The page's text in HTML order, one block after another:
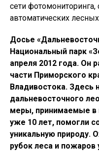
сети
автоматических
Досье
Национальный парк
апреля 2012 года. Он
части Приморского
Владивостока. Здесь
дальневосточного
меры, принимаемые в
уже 10 лет, помогли
уникальную природу.
рубок леса и